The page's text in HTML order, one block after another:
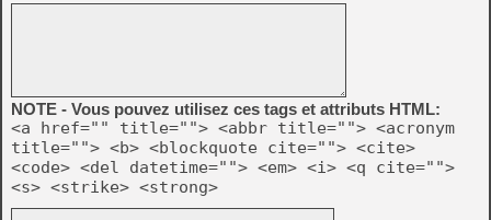
NOTE - Vous pouvez utilisez ces tags et attributs HTML:
<a href="" title=""> <abbr title=""> <acronym
title=""> <b> <blockquote cite=""> <cite>
<code> <del datetime=""> <em> <i> <q cite="">
<s> <strike> <strong>